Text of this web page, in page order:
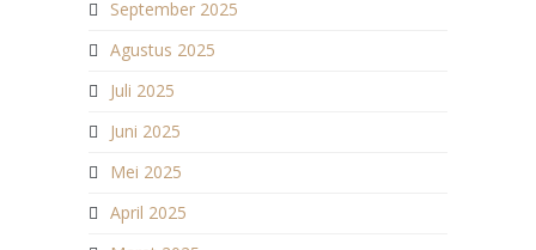
September 2025
Agustus 2025
Juli 2025
Juni 2025
Mei 2025
April 2025